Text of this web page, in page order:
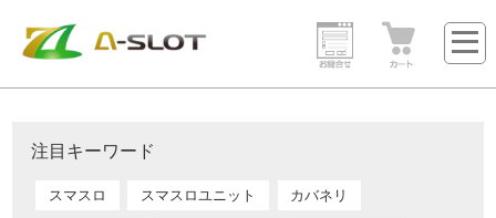
注目キーワード
スマスロ スマスロユニット カバネリ